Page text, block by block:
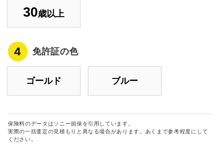
30歳以上
4 免許証の色
ゴールド ブルー
保険料のデータはソニー損保を引用しています。
実際の一括査定の見積もりと異なる場合があります。あくまで参考程度にして
ください。